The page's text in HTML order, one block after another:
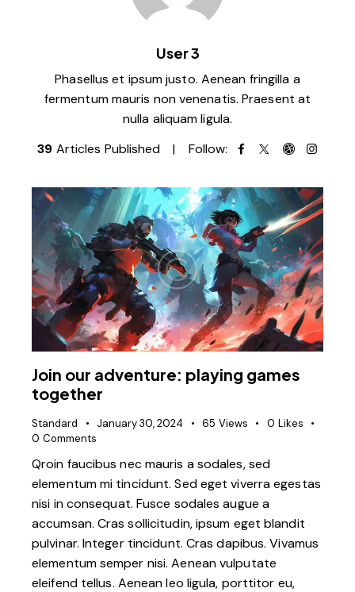
User 3
Phasellus et ipsum justo. Aenean fringilla a
fermentum mauris non venenatis. Praesent at
nulla aliquam ligula.
39 Articles Published Follow:
Join our adventure: playing games
together
Standard January 30, 2024 65 Views 0 Likes
0 Comments
Qroin faucibus nec mauris a sodales, sed
elementum mi tincidunt. Sed eget viverra egestas
nisi in consequat. Fusce sodales augue a
accumsan. Cras sollicitudin, ipsum eget blandit
pulvinar. Integer tincidunt. Cras dapibus. Vivamus
elementum semper nisi. Aenean vulputate
eleifend tellus. Aenean leo ligula, porttitor eu,